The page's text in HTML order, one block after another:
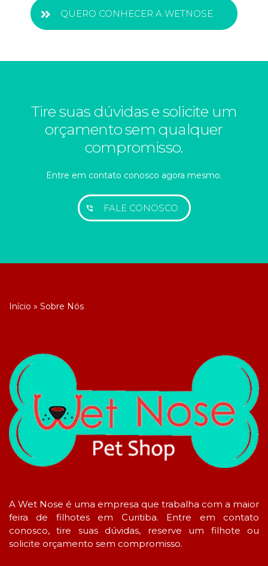
Um espaço cuidadosamente planejado para garantir
o bem-estar e a saúde dos nossos filhotes. Único
estabelecimento com criação de filhotes própria e
QUERO CONHECER A WETNOSE
Tire suas dúvidas e solicite um
orçamento sem qualquer
compromisso.
Entre em contato conosco agora mesmo.
FALE CONOSCO
Início » Sobre Nós
A Wet Nose é uma empresa que trabalha com a maior
feira de filhotes em Curitiba. Entre em contato
conosco, tire suas dúvidas, reserve um filhote ou
solicite orçamento sem compromisso.